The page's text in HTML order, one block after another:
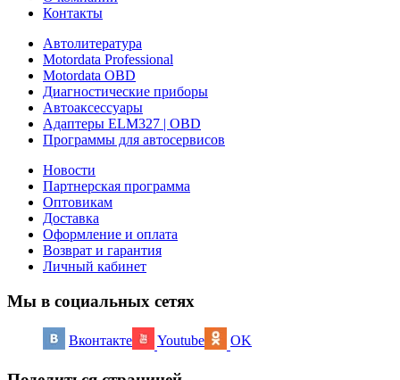
Контакты
Автолитература
Motordata Professional
Motordata OBD
Диагностические приборы
Автоаксессуары
Адаптеры ELM327 | OBD
Программы для автосервисов
Новости
Партнерская программа
Оптовикам
Доставка
Оформление и оплата
Возврат и гарантия
Личный кабинет
Мы в социальных сетях
Вконтакте Youtube OK